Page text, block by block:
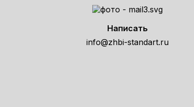
Написать
info@zhbi-standart.ru